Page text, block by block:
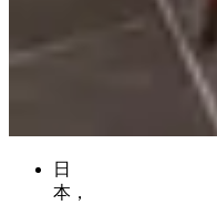
日
本，